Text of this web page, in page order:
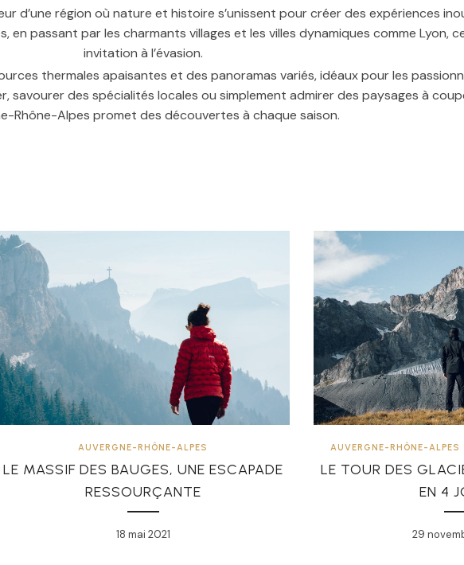
d’une région où nature et histoire s’unissent pour créer des expériences
en passant par les charmants villages et les villes dynamiques comme Lyon,
invitation à l’évasion.
thermales apaisantes et des panoramas variés, idéaux pour les
savourer des spécialités locales ou simplement admirer des paysages à
Rhône-Alpes promet des découvertes à chaque saison.
AUVERGNE-RHÔNE-ALPES
LE MASSIF DES BAUGES, UNE ESCAPADE
RESSOURÇANTE
18 mai 2021
AUVERGNE-RHÔNE-ALPES
LE TOUR DES
EN 4
29